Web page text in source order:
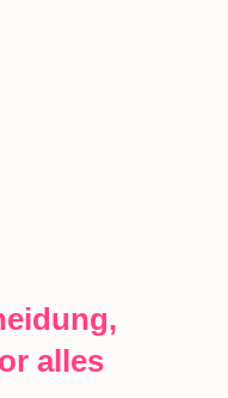
alles